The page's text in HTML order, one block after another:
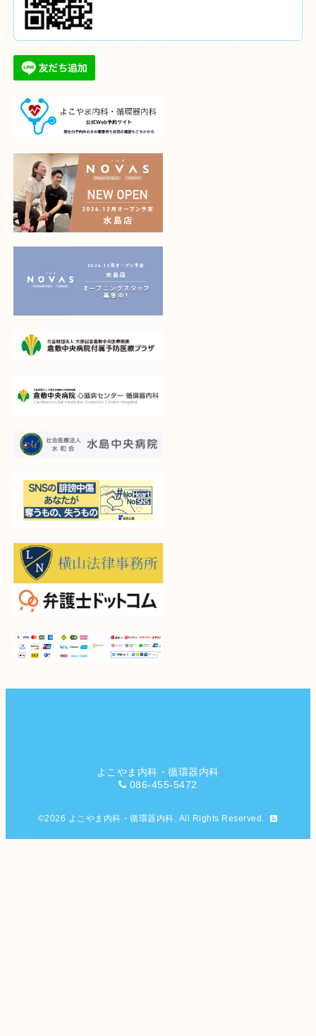
よこやま内科・循環器内科
086-455-5472
©2026 よこやま内科・循環器内科. All Rights Reserved.